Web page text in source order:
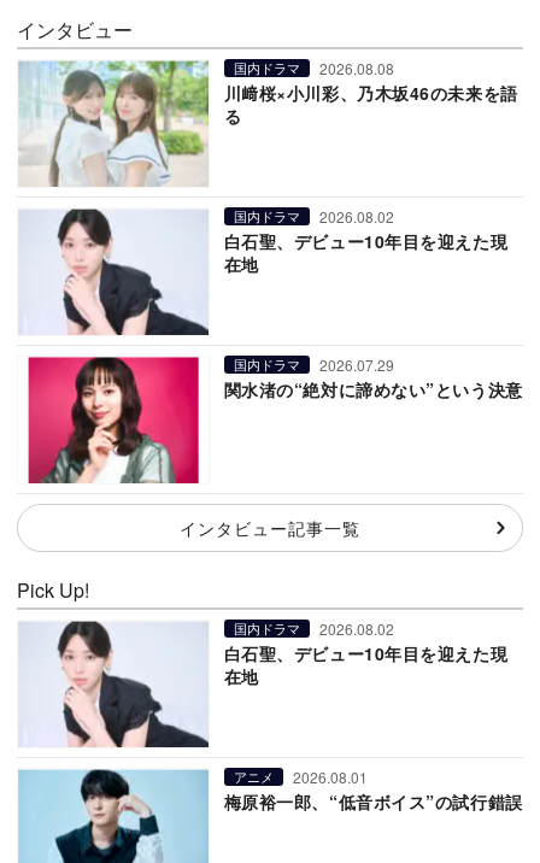
インタビュー
国内ドラマ 2026.08.08
川﨑桜×小川彩、乃木坂46の未来を語
る
国内ドラマ 2026.08.02
白石聖、デビュー10年目を迎えた現
在地
国内ドラマ 2026.07.29
関水渚の“絶対に諦めない”という決意
インタビュー記事一覧
Pick Up!
国内ドラマ 2026.08.02
白石聖、デビュー10年目を迎えた現
在地
アニメ 2026.08.01
梅原裕一郎、“低音ボイス”の試行錯誤